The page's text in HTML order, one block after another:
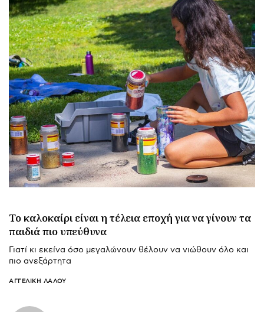
Το καλοκαίρι είναι η τέλεια εποχή για να γίνουν τα
παιδιά πιο υπεύθυνα
Γιατί κι εκείνα όσο μεγαλώνουν θέλουν να νιώθουν όλο και
πιο ανεξάρτητα
ΑΓΓΕΛΙΚΉ ΛΆΛΟΥ